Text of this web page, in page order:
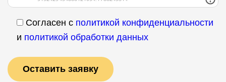
Согласен с политикой конфиденциальности
и политикой обработки данных